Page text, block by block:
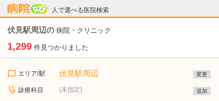
人で選べる医院検索
病院なび
伏見駅周辺の 病院・クリニック
1,299 件見つかりました
エリア/駅 伏見駅周辺 変更
診療科目 (未指定) 追加